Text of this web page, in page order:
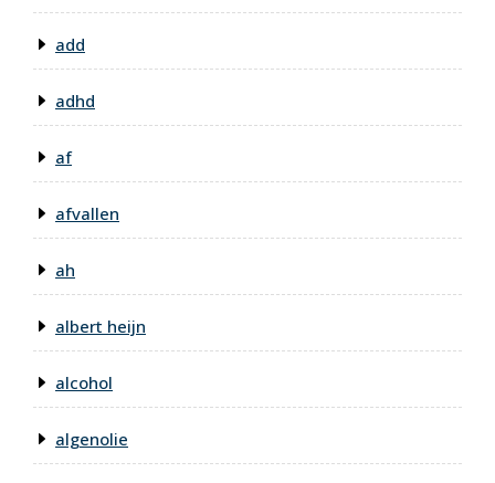
add
adhd
af
afvallen
ah
albert heijn
alcohol
algenolie